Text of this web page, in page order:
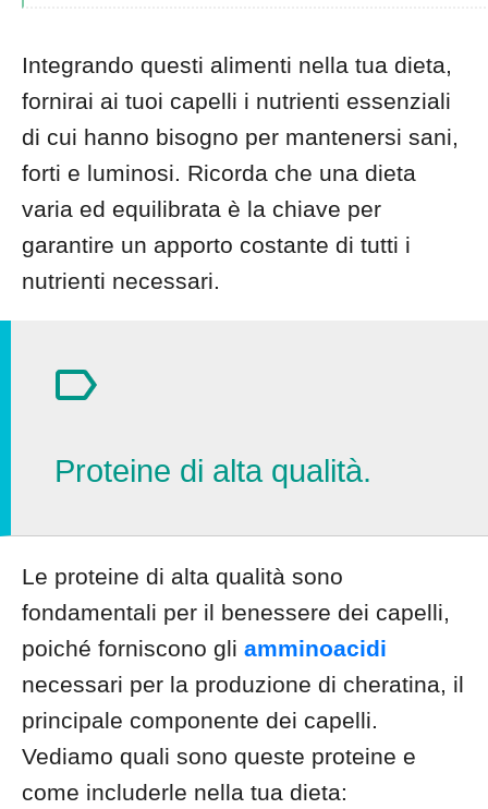
Integrando questi alimenti nella tua dieta,
fornirai ai tuoi capelli i nutrienti essenziali
di cui hanno bisogno per mantenersi sani,
forti e luminosi. Ricorda che una dieta
varia ed equilibrata è la chiave per
garantire un apporto costante di tutti i
nutrienti necessari.
Proteine di alta qualità.
Le proteine di alta qualità sono
fondamentali per il benessere dei capelli,
poiché forniscono gli amminoacidi
necessari per la produzione di cheratina, il
principale componente dei capelli.
Vediamo quali sono queste proteine e
come includerle nella tua dieta: